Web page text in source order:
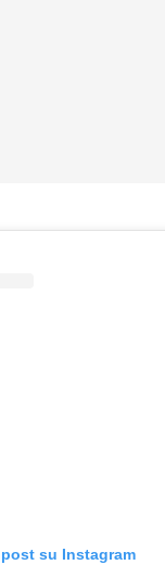
su Instagram